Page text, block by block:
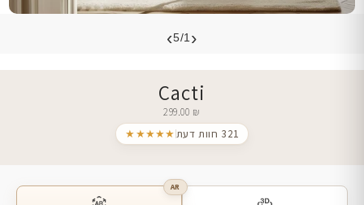
‹
5/1
›
Cacti
299.00 ₪
★★★★★
321 חוות דעת
AR